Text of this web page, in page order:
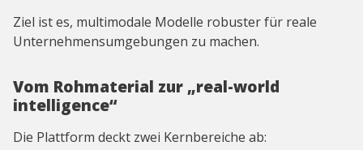
Ziel ist es, multimodale Modelle robuster für reale
Unternehmensumgebungen zu machen.
Vom Rohmaterial zur „real-world
intelligence“
Die Plattform deckt zwei Kernbereiche ab: